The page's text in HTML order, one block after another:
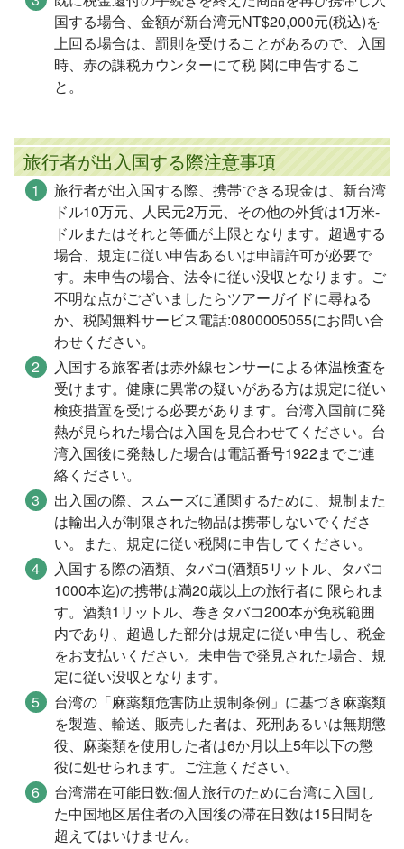
国する場合、金額が新台湾元NT$20,000元(税込)を
上回る場合は、罰則を受けることがあるので、入国
時、赤の課税カウンターにて税 関に申告するこ
と。
旅行者が出入国する際注意事項
旅行者が出入国する際、携帯できる現金は、新台湾
ドル10万元、人民元2万元、その他の外貨は1万米-
ドルまたはそれと等価が上限となります。超過する
場合、規定に従い申告あるいは申請許可が必要で
す。未申告の場合、法令に従い没収となります。ご
不明な点がございましたらツアーガイドに尋ねる
か、税関無料サービス電話:0800005055にお問い合
わせください。
入国する旅客者は赤外線センサーによる体温検査を
受けます。健康に異常の疑いがある方は規定に従い
検疫措置を受ける必要があります。台湾入国前に発
熱が見られた場合は入国を見合わせてください。台
湾入国後に発熱した場合は電話番号1922までご連
絡ください。
出入国の際、スムーズに通関するために、規制また
は輸出入が制限された物品は携帯しないでくださ
い。また、規定に従い税関に申告してください。
入国する際の酒類、タバコ(酒類5リットル、タバコ
1000本迄)の携帯は満20歳以上の旅行者に 限られま
す。酒類1リットル、巻きタバコ200本が免税範囲
内であり、超過した部分は規定に従い申告し、税金
をお支払いください。未申告で発見された場合、規
定に従い没収となります。
台湾の「麻薬類危害防止規制条例」に基づき麻薬類
を製造、輸送、販売した者は、死刑あるいは無期懲
役、麻薬類を使用した者は6か月以上5年以下の懲
役に処せられます。ご注意ください。
台湾滞在可能日数:個人旅行のために台湾に入国し
た中国地区居住者の入国後の滞在日数は15日間を
超えてはいけません。